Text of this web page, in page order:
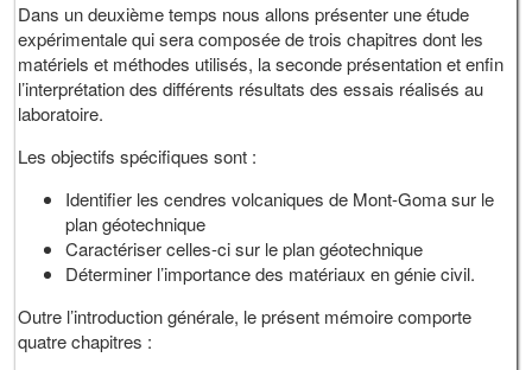
Dans un deuxième temps nous allons présenter une étude
expérimentale qui sera composée de trois chapitres dont les
matériels et méthodes utilisés, la seconde présentation et enfin
l’interprétation des différents résultats des essais réalisés au
laboratoire.
Les objectifs spécifiques sont :
Identifier les cendres volcaniques de Mont-Goma sur le
plan géotechnique
Caractériser celles-ci sur le plan géotechnique
Déterminer l’importance des matériaux en génie civil.
Outre l’introduction générale, le présent mémoire comporte
quatre chapitres :